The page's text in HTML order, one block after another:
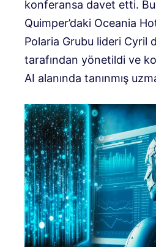
konferansa davet etti.
Quimper’daki Oceania
Polaria Grubu lideri Cyril
tarafından yönetildi ve
AI alanında tanınmış